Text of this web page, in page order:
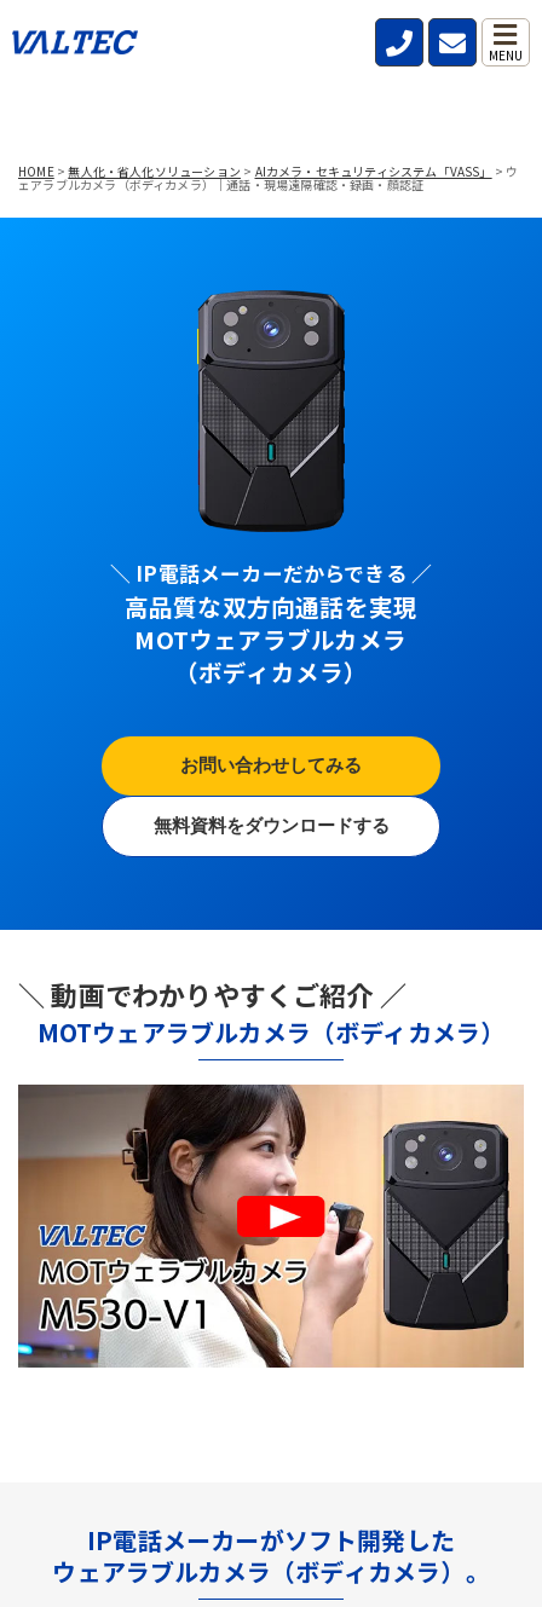
MENU
HOME>無人化・省人化ソリューション > AIカメラ・セキュリティシステム「VASS」 > ウ
ェアラブルカメラ（ボディカメラ）｜通話・現場遠隔確認・録画・顔認証
＼ IP電話メーカーだからできる ／
高品質な双方向通話を実現
MOTウェアラブルカメラ
（ボディカメラ）
お問い合わせしてみる
無料資料をダウンロードする
＼ 動画でわかりやすくご紹介 ／
MOTウェアラブルカメラ（ボディカメラ）
IP電話メーカーがソフト開発した
ウェアラブルカメラ（ボディカメラ）。